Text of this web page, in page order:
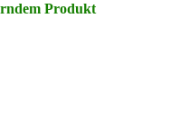
Produkt